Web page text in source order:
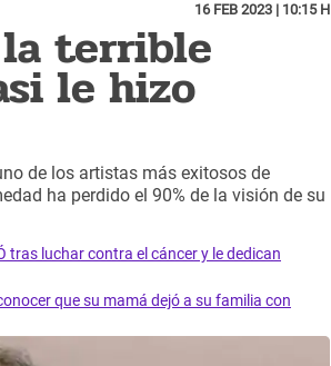
16 FEB 2023 | 10:15 H
terrible
le hizo
de los artistas más exitosos de
ha perdido el 90% de la visión de su
tras luchar contra el cáncer y le dedican
que su mamá dejó a su familia con